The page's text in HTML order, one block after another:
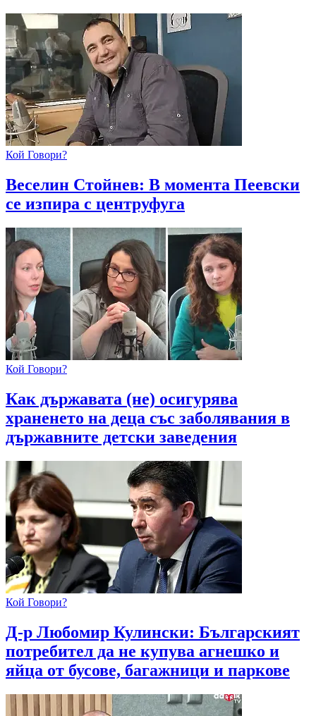
Кой Говори?
Веселин Стойнев: В момента Пеевски
се изпира с центруфуга
Кой Говори?
Как държавата (не) осигурява
храненето на деца със заболявания в
държавните детски заведения
Кой Говори?
Д-р Любомир Кулински: Българският
потребител да не купува агнешко и
яйца от бусове, багажници и паркове